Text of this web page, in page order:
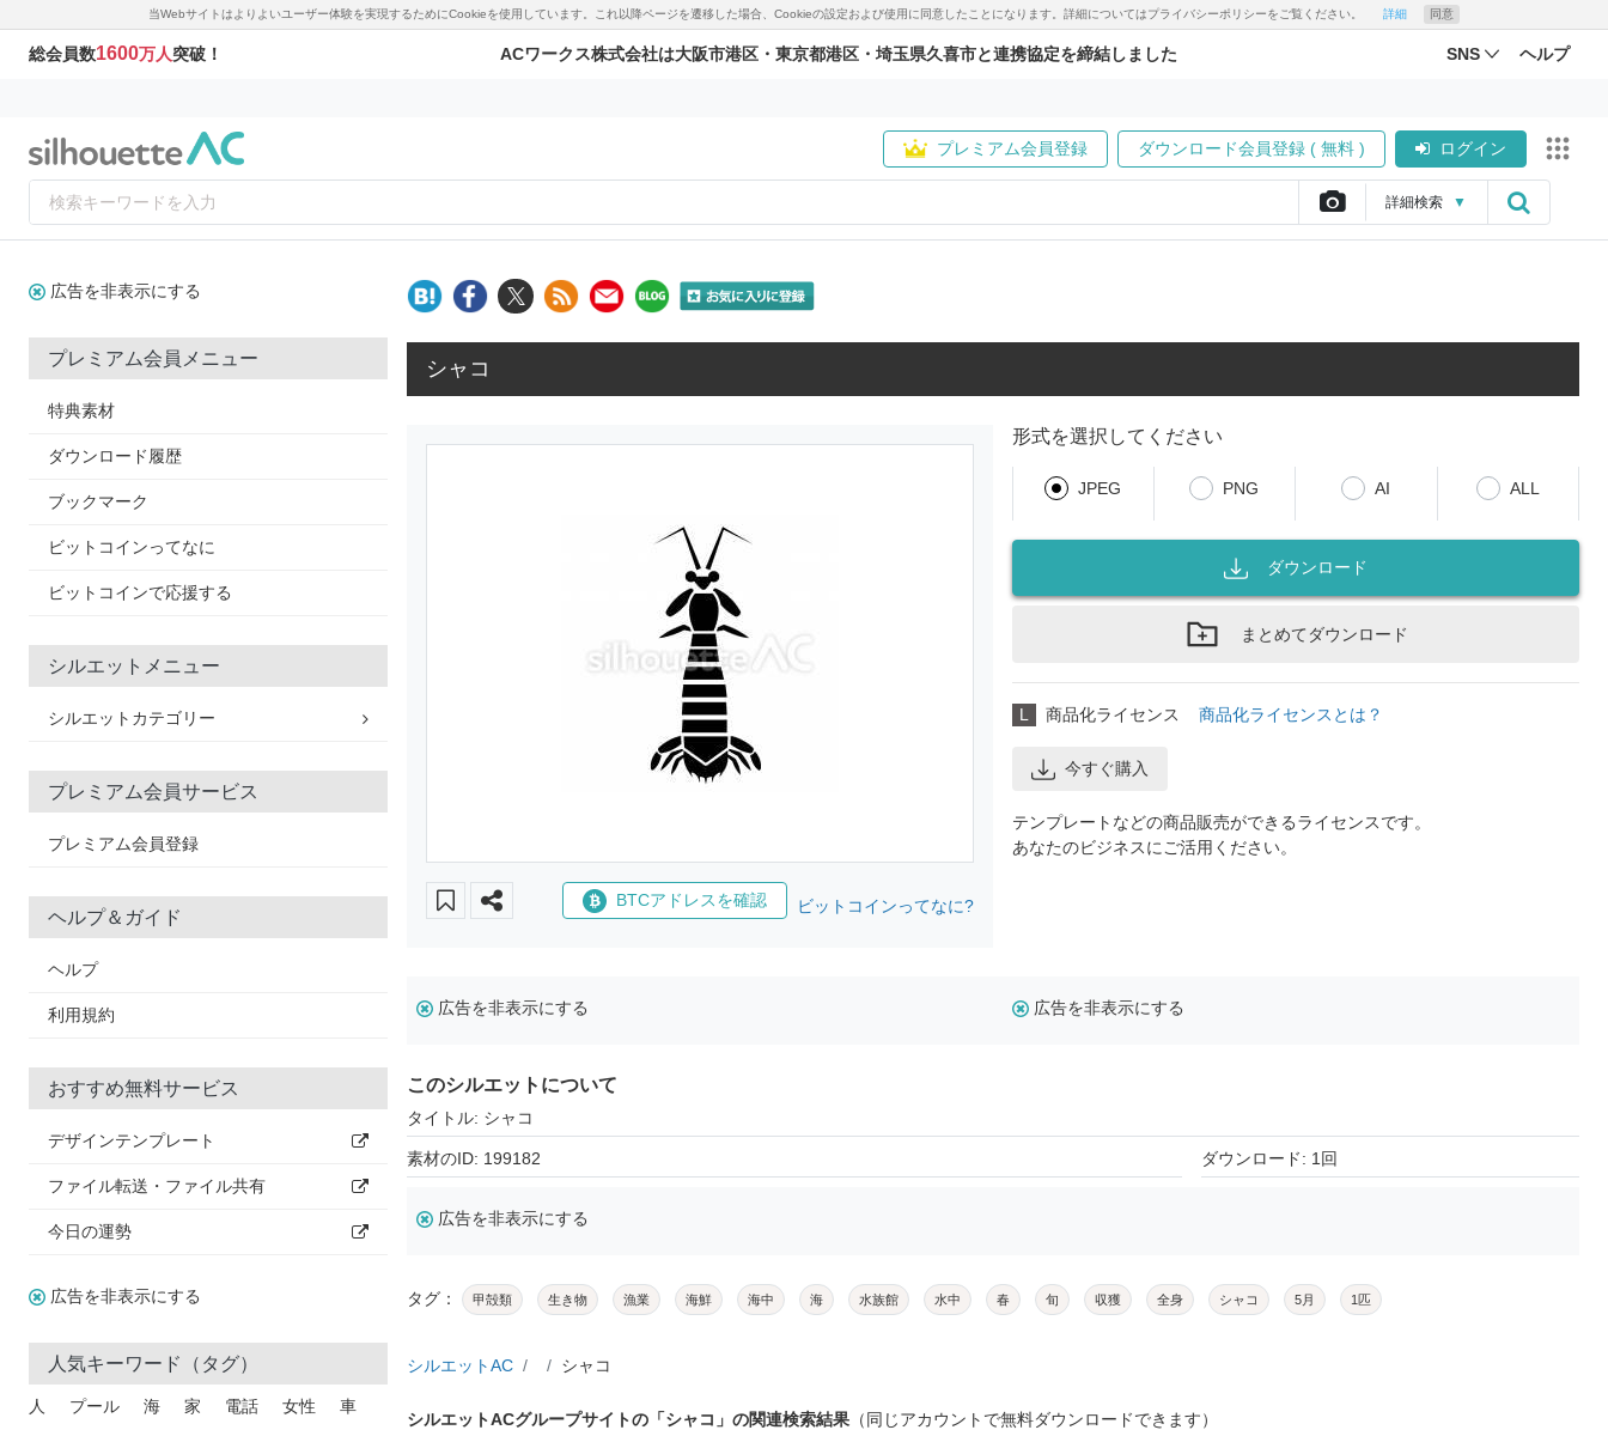
当Webサイトはよりよいユーザー体験を実現するためにCookieを使用しています。これ以降ページを遷移した場合、Cookieの設定および使用に同意したことになります。詳細についてはプライバシーポリシーをご覧ください。 詳細 同意
総会員数1600万人突破！ ACワークス株式会社は大阪市港区・東京都港区・埼玉県久喜市と連携協定を締結しました SNS ヘルプ
プレミアム会員登録 ダウンロード会員登録 ( 無料 ) ログイン
詳細検索 ▼
広告を非表示にする
プレミアム会員メニュー
特典素材
ダウンロード履歴
ブックマーク
ビットコインってなに
ビットコインで応援する
シルエットメニュー
シルエットカテゴリー
プレミアム会員サービス
プレミアム会員登録
ヘルプ＆ガイド
ヘルプ
利用規約
おすすめ無料サービス
デザインテンプレート
ファイル転送・ファイル共有
今日の運勢
広告を非表示にする
人気キーワード（タグ）
人 プール 海 家 電話 女性 車
シャコ
BTCアドレスを確認 ビットコインってなに?
形式を選択してください
JPEG PNG AI ALL
ダウンロード
まとめてダウンロード
L 商品化ライセンス 商品化ライセンスとは？
今すぐ購入
テンプレートなどの商品販売ができるライセンスです。
あなたのビジネスにご活用ください。
広告を非表示にする 広告を非表示にする
このシルエットについて
タイトル: シャコ
素材のID: 199182 ダウンロード: 1回
広告を非表示にする
タグ： 甲殻類 生き物 漁業 海鮮 海中 海 水族館 水中 春 旬 収獲 全身 シャコ 5月 1匹
シルエットAC シャコ
シルエットACグループサイトの「シャコ」の関連検索結果 （同じアカウントで無料ダウンロードできます）